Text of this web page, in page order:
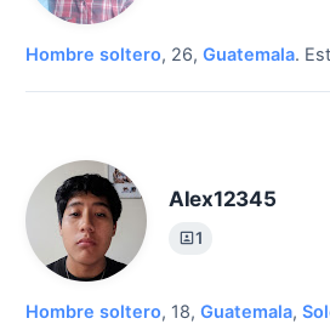
Hombre soltero, 26, Guatemala.
Alex12345
1
Hombre soltero, 18, Guatemala,